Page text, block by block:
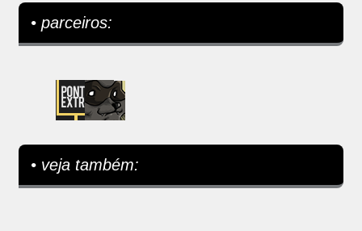
• parceiros:
• veja também: